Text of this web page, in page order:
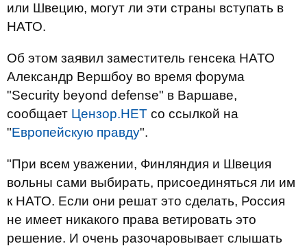
или Швецию, могут ли эти страны вступать в
НАТО.
Об этом заявил заместитель генсека НАТО
Александр Вершбоу во время форума
"Security beyond defense" в Варшаве,
сообщает Цензор.НЕТ со ссылкой на
"Европейскую правду".
"При всем уважении, Финляндия и Швеция
вольны сами выбирать, присоединяться ли им
к НАТО. Если они решат это сделать, Россия
не имеет никакого права ветировать это
решение. И очень разочаровывает слышать